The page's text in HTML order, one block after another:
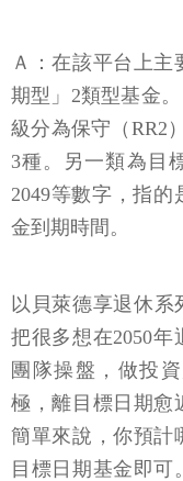
Ａ：在該平台上主
期型」2類型基金
級分為保守（RR2
3種。另一類為目
2049等數字，指
金到期時間。
以貝萊德享退休系
把很多想在2050
團隊操盤，做投
極，離目標日期愈
簡單來說，你預計
目標日期基金即可